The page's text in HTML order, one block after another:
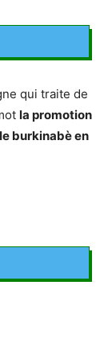
qui traite de
la promotion
burkinabè en